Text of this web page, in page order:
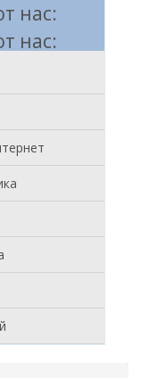
нас:
нас: